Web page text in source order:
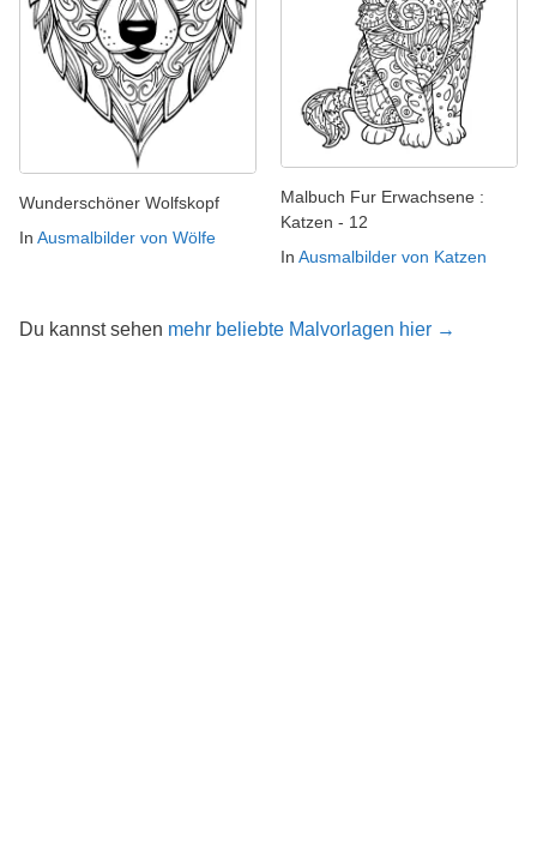
Wunderschöner Wolfskopf
In Ausmalbilder von Wölfe
Malbuch Fur Erwachsene :
Katzen - 12
In Ausmalbilder von Katzen
Du kannst sehen mehr beliebte Malvorlagen hier →